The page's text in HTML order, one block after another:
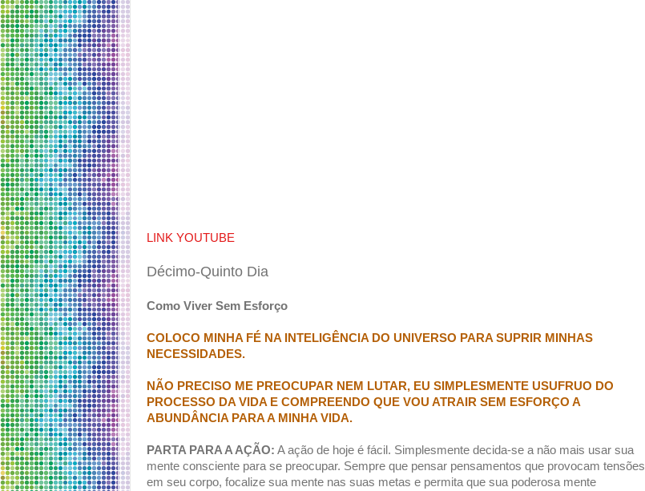
LINK YOUTUBE
Décimo-Quinto Dia
Como Viver Sem Esforço
COLOCO MINHA FÉ NA INTELIGÊNCIA DO UNIVERSO PARA SUPRIR MINHAS
NECESSIDADES.
NÃO PRECISO ME PREOCUPAR NEM LUTAR, EU SIMPLESMENTE USUFRUO DO
PROCESSO DA VIDA E COMPREENDO QUE VOU ATRAIR SEM ESFORÇO A
ABUNDÂNCIA PARA A MINHA VIDA.
PARTA PARA A AÇÃO: A ação de hoje é fácil. Simplesmente decida-se a não mais usar sua
mente consciente para se preocupar. Sempre que pensar pensamentos que provocam tensões
em seu corpo, focalize sua mente nas suas metas e permita que sua poderosa mente